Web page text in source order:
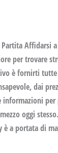
Partita Affidarsi
per trovare
è fornirti
dai
informazioni
oggi
è a portata di